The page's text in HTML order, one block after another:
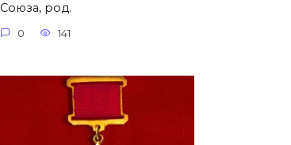
Союза, род.
0 141